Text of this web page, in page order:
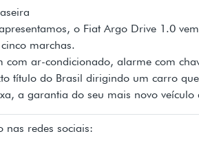
o Fiat Argo Drive 1.0
marchas.
com ar-condicionado, alarme com
título do Brasil dirigindo um carro
a garantia do seu mais novo
nas redes sociais: